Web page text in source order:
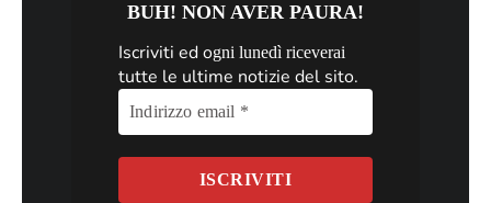
BUH! NON AVER PAURA!
Iscriviti ed ogni lunedì riceverai
tutte le ultime notizie del sito.